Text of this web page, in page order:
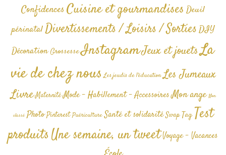
Confidences Cuisine et gourmandises Deuil
périnatalDivertissements / Loisirs / SortiesDIY
Décoration GrossesseInstagramJeux et jouetsLa
vie de chez nous Les jeudis de l'éducation Les Jumeaux
Livre Maternité Mode - Habillement - AccessoiresMon ange Non
classé Photo Pinterest Puériculture Santé et solidarité Swap TagTest
produitsUne semaine, un tweetVoyage - Vacances